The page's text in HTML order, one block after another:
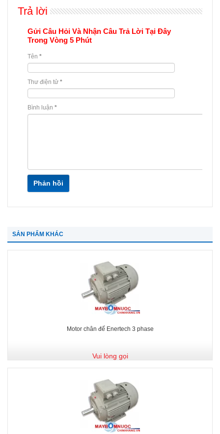
Trả lời
Gửi Câu Hỏi Và Nhận Câu Trả Lời Tại Đây
Trong Vòng 5 Phút
Tên *
Thư điện tử *
Bình luận *
Phản hồi
SẢN PHẨM KHÁC
Motor chân đế Enertech 3 phase
Vui lòng gọi